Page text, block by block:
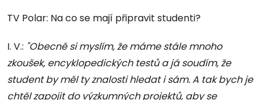
TV Polar: Na co se mají připravit studenti?
I. V.: "Obecně si myslím, že máme stále mnoho
zkoušek, encyklopedických testů a já soudím, že
student by měl ty znalosti hledat i sám. A tak bych je
chtěl zapojit do výzkumných projektů, aby se